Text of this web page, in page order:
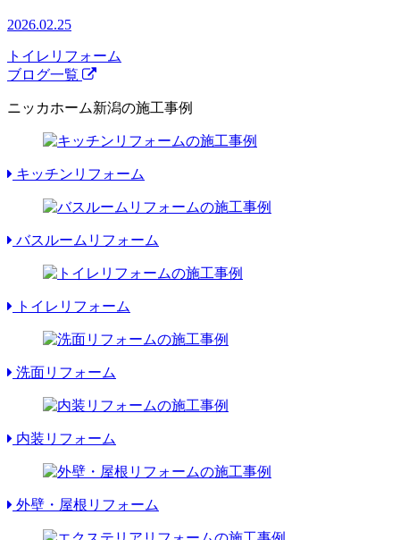
2026.02.25
トイレリフォーム
ブログ一覧
ニッカホーム新潟の施工事例
キッチンリフォーム
バスルームリフォーム
トイレリフォーム
洗面リフォーム
内装リフォーム
外壁・屋根リフォーム